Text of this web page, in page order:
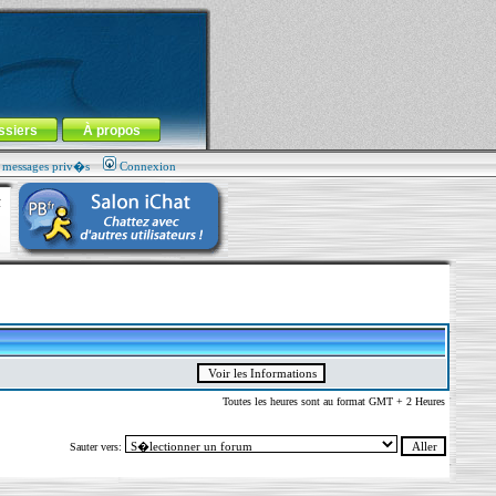
À propos
priv�s Connexion
Toutes les heures sont au format GMT + 2 Heures
Sauter vers: